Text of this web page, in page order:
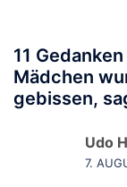
11 Gedanken
Mädchen
gebissen,
Udo
7.